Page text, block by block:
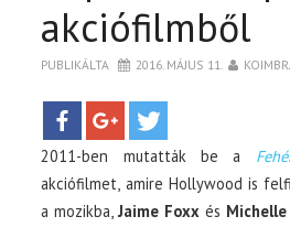
PÓLÓ RENDELÉS
akciófilmből
PUBLIKÁLTA 2016. MÁJUS 11.
2011-ben mutatták be a
akciófilmet, amire Hollywood is
a mozikba,Jaime Foxx és